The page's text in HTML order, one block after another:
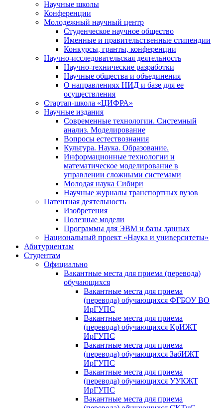
Научные школы
Конференции
Молодежный научный центр
Студенческое научное общество
Именные и правительственные стипендии
Конкурсы, гранты, конференции
Научно-исследовательская деятельность
Научно-технические разработки
Научные общества и объединения
О направлениях НИД и базе для ее
осуществления
Стартап-школа «ЦИФРА»
Научные издания
Современные технологии. Системный
анализ. Моделирование
Вопросы естествознания
Культура. Наука. Образование.
Информационные технологии и
математическое моделирование в
управлении сложными системами
Молодая наука Сибири
Научные журналы транспортных вузов
Патентная деятельность
Изобретения
Полезные модели
Программы для ЭВМ и базы данных
Национальный проект «Наука и университеты»
Абитуриентам
Студентам
Официально
Вакантные места для приема (перевода)
обучающихся
Вакантные места для приема
(перевода) обучающихся ФГБОУ ВО
ИрГУПС
Вакантные места для приема
(перевода) обучающихся КрИЖТ
ИрГУПС
Вакантные места для приема
(перевода) обучающихся ЗабИЖТ
ИрГУПС
Вакантные места для приема
(перевода) обучающихся УУКЖТ
ИрГУПС
Вакантные места для приема